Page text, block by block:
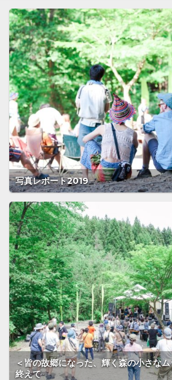
写真レポート2019
＜皆の故郷になった、輝く森の小さな
終えて